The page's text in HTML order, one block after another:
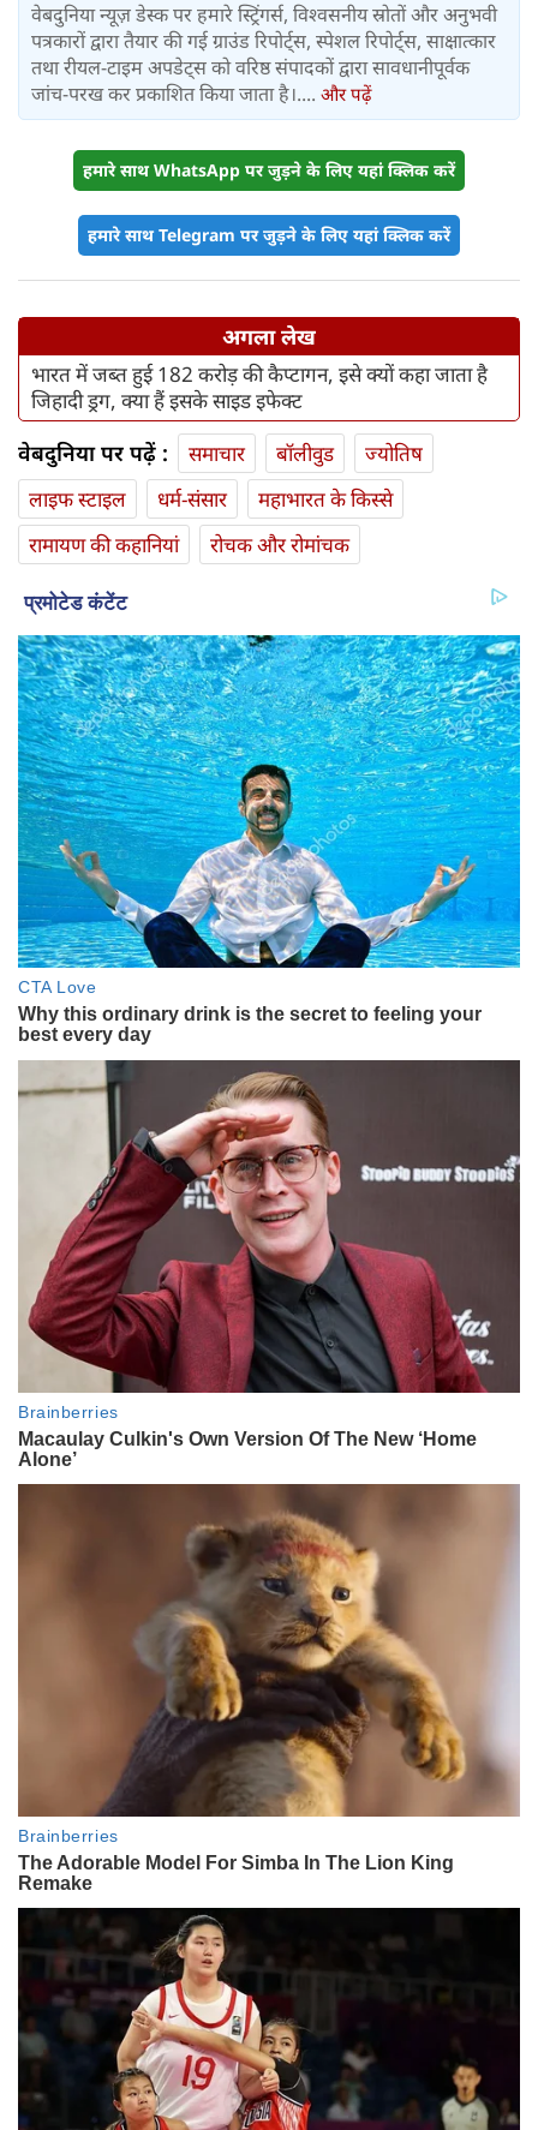
वेबदुनिया न्यूज़ डेस्क पर हमारे स्ट्रिंगर्स, विश्वसनीय स्रोतों और अनुभवी
पत्रकारों द्वारा तैयार की गई ग्राउंड रिपोर्ट्स, स्पेशल रिपोर्ट्स, साक्षात्कार
तथा रीयल-टाइम अपडेट्स को वरिष्ठ संपादकों द्वारा सावधानीपूर्वक
जांच-परख कर प्रकाशित किया जाता है।.... और पढ़ें
हमारे साथ WhatsApp पर जुड़ने के लिए यहां क्लिक करें
हमारे साथ Telegram पर जुड़ने के लिए यहां क्लिक करें
अगला लेख
भारत में जब्त हुई 182 करोड़ की कैप्टागन, इसे क्यों कहा जाता है
जिहादी ड्रग, क्या हैं इसके साइड इफेक्ट
वेबदुनिया पर पढ़ें : समाचार बॉलीवुड
ज्योतिष
लाइफ स्‍टाइल
धर्म-संसार
महाभारत के किस्से
रामायण की कहानियां
रोचक और रोमांचक